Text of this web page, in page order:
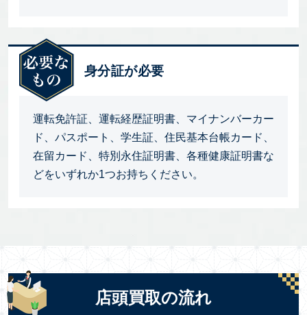
身分証が必要
運転免許証、運転経歴証明書、マイナンバーカー
ド、パスポート、学生証、住民基本台帳カード、
在留カード、特別永住証明書、各種健康証明書な
どをいずれか1つお持ちください。
店頭買取の流れ